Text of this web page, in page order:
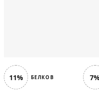
11% БЕЛКОВ